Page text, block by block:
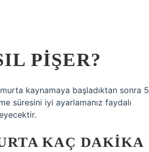
PIŞER?
kaynamaya başladıktan sonra 5
süresini iyi ayarlamanız faydalı
KAÇ DAKIKA